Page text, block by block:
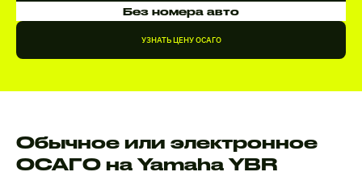
Без номера авто
УЗНАТЬ ЦЕНУ ОСАГО
Обычное или электронное
ОСАГО на Yamaha YBR